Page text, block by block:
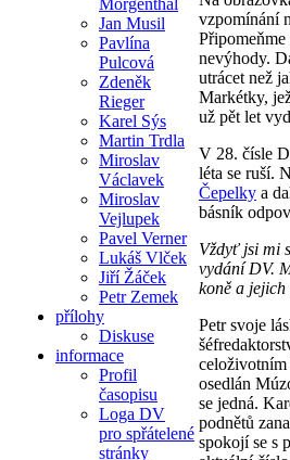
Jan Musil
Pavlína
Pulcová
Zdeněk
Rieger
Karel Sýs
Martin Trdla
Miroslav
Václavek
Miroslav
Vejlupek
Pavel Verner
Lukáš Vlček
Jiří Žáček
Petr Zemek
přílohy
Diskuse
informace
Profil
časopisu
Loga DV
pro spřátelené
stránky
vzpomínání
nevýhody.
utrácet než
Markétky,
už pět let
V 28. čísle
léta se ruší.
Čepelky a
básník
Vždyť jsi mi
vydání DV.
koně a jejich
Petr svoje
celoživotním
osedlán
se jedná.
podnětů
spokojí se s